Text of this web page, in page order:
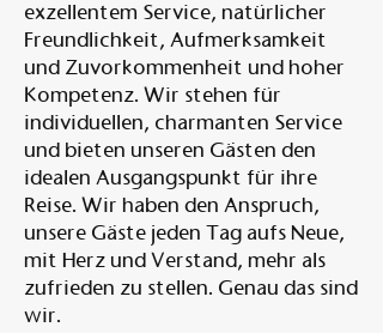
exzellentem Service, natürlicher
Freundlichkeit, Aufmerksamkeit
und Zuvorkommenheit und hoher
Kompetenz. Wir stehen für
individuellen, charmanten Service
und bieten unseren Gästen den
idealen Ausgangspunkt für ihre
Reise. Wir haben den Anspruch,
unsere Gäste jeden Tag aufs Neue,
mit Herz und Verstand, mehr als
zufrieden zu stellen. Genau das sind
wir.